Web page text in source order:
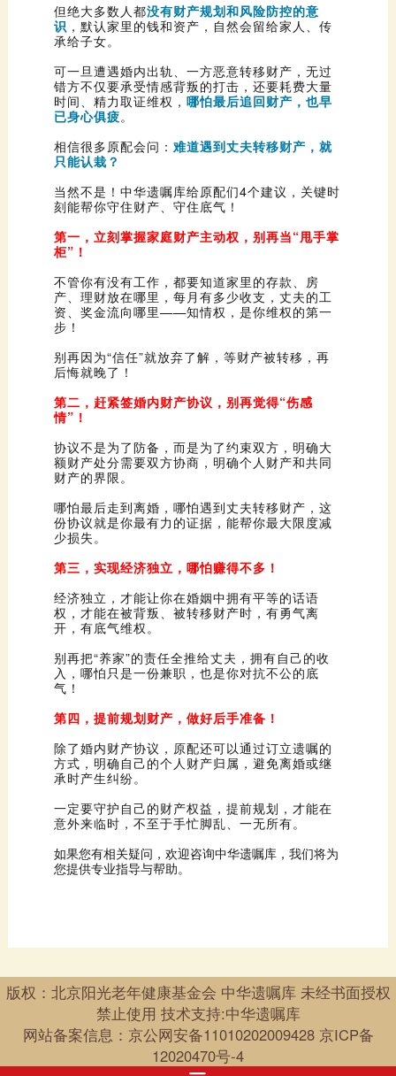
但绝大多数人都
识
承给子女。
时间、精力取证维权，
已身心俱疲。
相信很多原配会问：
只能认栽？
刻能帮你守住财产、守住底气！
柜”！
步！
后悔就晚了！
情”！
财产的界限。
少损失。
第三，实现经济独立，哪怕赚得不多！
开，有底气维权。
气！
第四，提前规划财产，做好后手准备！
承时产生纠纷。
意外来临时，不至于手忙脚乱、一无所有。
您提供专业指导与帮助。
禁止使用 技术支持:中华遗嘱库
网站备案信息： 京公网安备11010202009428
12020470号-4